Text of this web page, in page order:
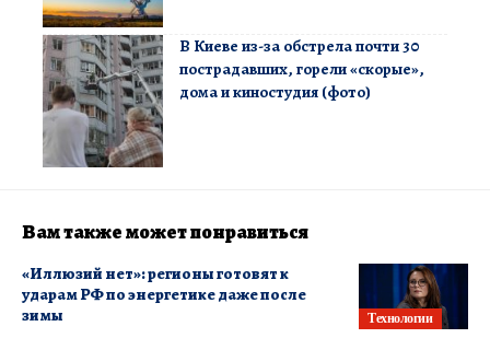
В Киеве из-за обстрела почти 30
пострадавших, горели «скорые»,
дома и киностудия (фото)
Вам также может понравиться
Технологии
«Иллюзий нет»: регионы готовят к
ударам РФ по энергетике даже после
зимы